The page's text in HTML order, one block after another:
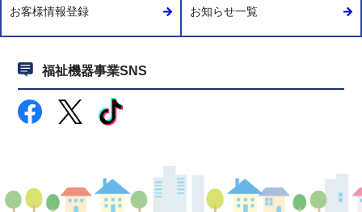
お客様情報登録 お知らせ一覧
福祉機器事業SNS